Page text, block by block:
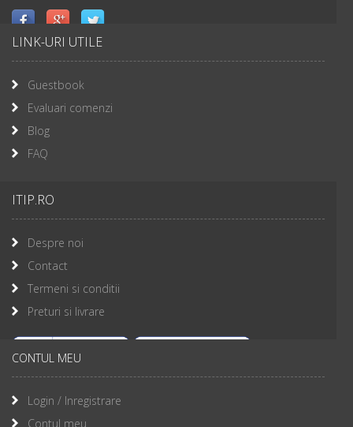
LINK-URI UTILE
Guestbook
Evaluari comenzi
Blog
FAQ
ITIP.RO
Despre noi
Contact
Termeni si conditii
Preturi si livrare
CONTUL MEU
Login / Inregistrare
Contul meu